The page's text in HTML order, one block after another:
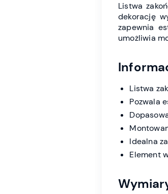
Listwa
dekorację
zapewnia
umożliwia
Listwa
Pozwala
Idealna
Element